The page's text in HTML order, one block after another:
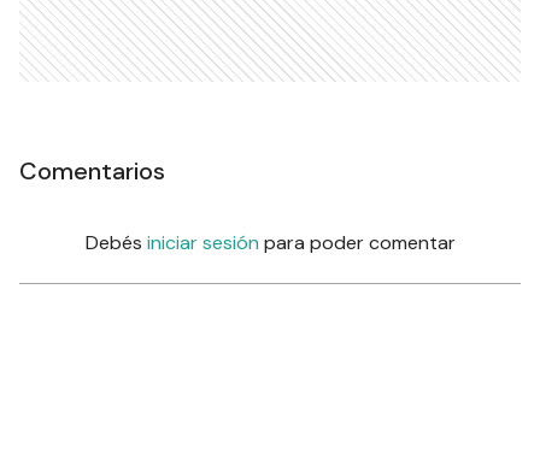
Comentarios
Debés iniciar sesión para poder comentar